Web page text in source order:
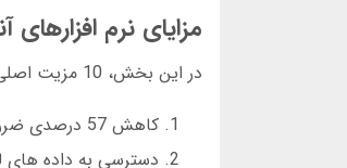
مزایای نرم افزارهای
در این بخش، 10 مزیت اصلی را با ذکر آمار واقعی بررسی می کنیم:
کاهش 57 درصدی ضررهای ناشی از شرط بندی بدون تحلیل (منبع: گزارش کلاب کاربران شرط بندی، فوریه 2025).
دسترسی به داده های لحظه ای